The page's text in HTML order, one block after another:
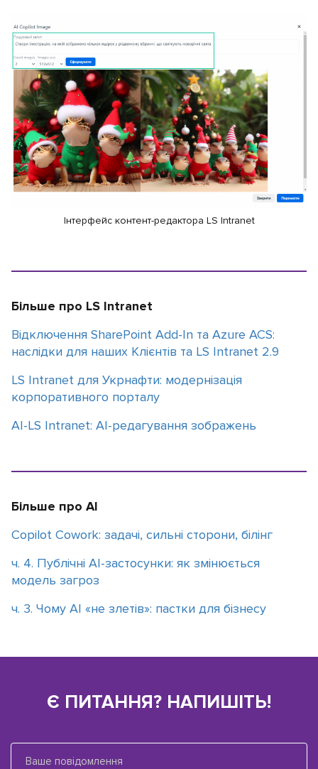
Інтерфейс контент-редактора LS Intranet
Більше про LS Intranet
Відключення SharePoint Add-In та Azure ACS:
наслідки для наших Клієнтів та LS Intranet 2.9
LS Intranet для Укрнафти: модернізація
корпоративного порталу
AI-LS Intranet: AI-редагування зображень
Більше про AI
Copilot Cowork: задачі, сильні сторони, білінг
ч. 4. Публічні AI-застосунки: як змінюється
модель загроз
ч. 3. Чому АІ «не злетів»: пастки для бізнесу
Є ПИТАННЯ? НАПИШІТЬ!